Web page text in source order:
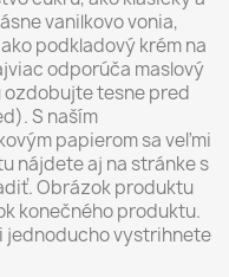
vanilkovo vonia,
podkladový krém na
odporúča maslový
ozdobujte tesne pred
S naším
papierom sa veľmi
nájdete aj na stránke s
Obrázok produktu
konečného produktu.
jednoducho vystrihnete